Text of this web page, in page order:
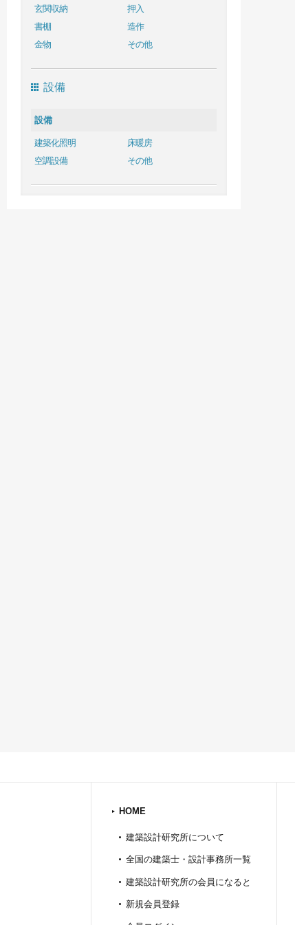
玄関収納
押入
書棚
造作
金物
その他
設備
設備
建築化照明
床暖房
空調設備
その他
HOME
建築設計研究所について
全国の建築士・設計事務所一覧
建築設計研究所の会員になると
新規会員登録